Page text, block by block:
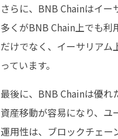
さらに、BNB Chainはイー
多くがBNB Chain上でも利
だけでなく、イーサリア
っています。
最後に、BNB Chainは優れ
資産移動が容易になり、
運用性は、ブロックチェー